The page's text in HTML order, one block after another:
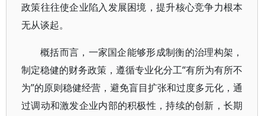
政策往往使企业陷入发展困境，提升核心竞争力根本
无从谈起。
概括而言，一家国企能够形成制衡的治理构架，
制定稳健的财务政策，遵循专业化分工“有所为有所不
为”的原则稳健经营，避免盲目扩张和过度多元化，通
过调动和激发企业内部的积极性，持续的创新，长期